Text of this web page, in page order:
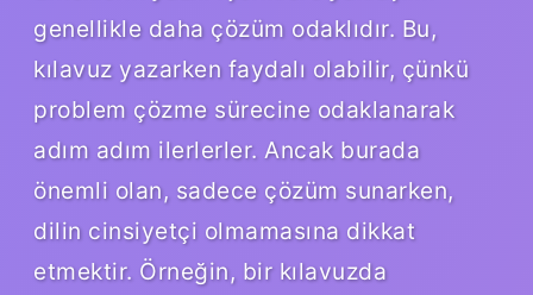
genellikle daha çözüm odaklıdır. Bu,
kılavuz yazarken faydalı olabilir, çünkü
problem çözme sürecine odaklanarak
adım adım ilerlerler. Ancak burada
önemli olan, sadece çözüm sunarken,
dilin cinsiyetçi olmamasına dikkat
etmektir. Örneğin, bir kılavuzda